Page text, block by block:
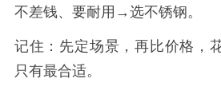
不差钱、要耐用→选不锈钢。
记住：先定场景，再比价格，
只有最合适。